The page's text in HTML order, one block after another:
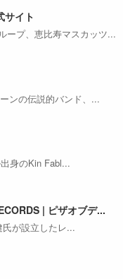
サイト
ープ、恵比寿マスカッツ...
ンの伝説的バンド、...
身のKin Fabl...
| ピザオブデ...
氏が設立したレ...